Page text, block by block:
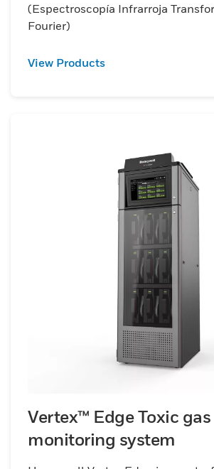
(Espectroscopía Infrarroja
Fourier)
View Products
Vertex™ Edge Toxic gas
monitoring system